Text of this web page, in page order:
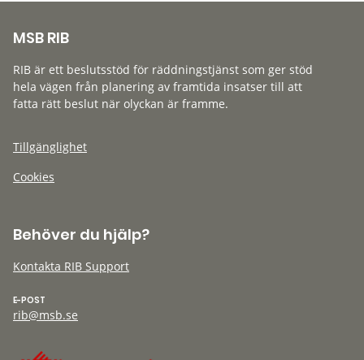
MSB RIB
RIB är ett beslutsstöd för räddningstjänst som ger stöd
hela vägen från planering av framtida insatser till att
fatta rätt beslut när olyckan är framme.
Tillgänglighet
Cookies
Behöver du hjälp?
Kontakta RIB Support
E-POST
rib@msb.se